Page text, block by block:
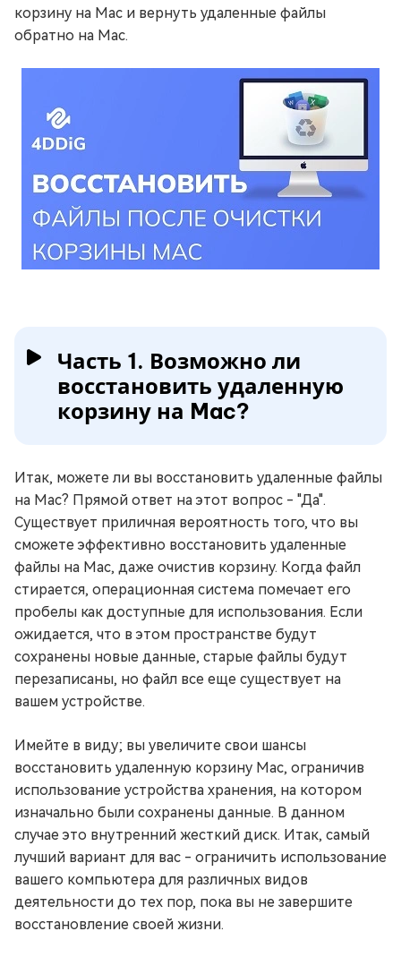
корзину на Mac и вернуть удаленные файлы
обратно на Mac.
Часть 1. Возможно ли
восстановить удаленную
корзину на Mac?
Итак, можете ли вы восстановить удаленные файлы
на Mac? Прямой ответ на этот вопрос - "Да".
Существует приличная вероятность того, что вы
сможете эффективно восстановить удаленные
файлы на Mac, даже очистив корзину. Когда файл
стирается, операционная система помечает его
пробелы как доступные для использования. Если
ожидается, что в этом пространстве будут
сохранены новые данные, старые файлы будут
перезаписаны, но файл все еще существует на
вашем устройстве.
Имейте в виду; вы увеличите свои шансы
восстановить удаленную корзину Mac, ограничив
использование устройства хранения, на котором
изначально были сохранены данные. В данном
случае это внутренний жесткий диск. Итак, самый
лучший вариант для вас - ограничить использование
вашего компьютера для различных видов
деятельности до тех пор, пока вы не завершите
восстановление своей жизни.